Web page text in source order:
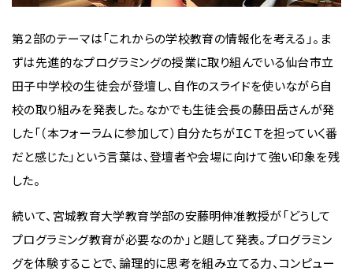
第２部のテーマは「これからの学校教育の情報化を考える」。ま
ずは先進的なプログラミングの授業に取り組んでいる仙台市立
田子中学校の生徒会が登壇し、自作のスライドを使いながら自
校の取り組みを発表した。なかでも生徒会長の藤田岳さんが発
した「（本フォーラムに参加して）自分たちがＩＣＴを担っていく番
だと感じた」という言葉は、登壇者や会場に向けて強い印象を残
した。
続いて、宮城教育大学教育学部の安藤明伸准教授が「どうして
プログラミング教育が必要なのか」と題して発表。プログラミン
グを体験することで、論理的に思考を組み立てる力、コンピュー